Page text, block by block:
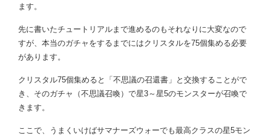
ます。
先に書いたチュートリアルまで進めるのもそれなりに大変なので
すが、本当のガチャをするまでにはクリスタルを75個集める必要
があります。
クリスタル75個集めると「不思議の召還書」と交換することがで
き、そのガチャ（不思議召喚）で星3～星5のモンスターが召喚で
きます。
ここで、うまくいけばサマナーズウォーでも最高クラスの星5モン